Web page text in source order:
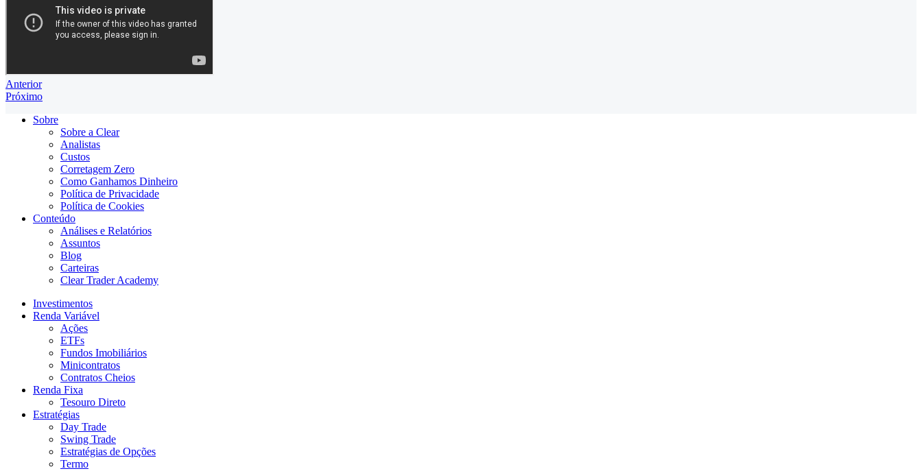
Anterior
Próximo
Sobre
Sobre a Clear
Analistas
Custos
Corretagem Zero
Como Ganhamos Dinheiro
Política de Privacidade
Política de Cookies
Conteúdo
Análises e Relatórios
Assuntos
Blog
Carteiras
Clear Trader Academy
Investimentos
Renda Variável
Ações
ETFs
Fundos Imobiliários
Minicontratos
Contratos Cheios
Renda Fixa
Tesouro Direto
Estratégias
Day Trade
Swing Trade
Estratégias de Opções
Termo